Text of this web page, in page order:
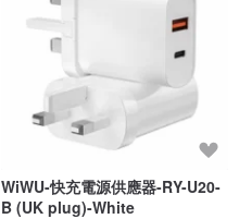
WiWU-快充電源供應器-RY-U20-
B (UK plug)-White